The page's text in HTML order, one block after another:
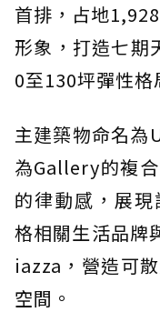
首排，占地
形象，打造七期
0至130坪彈性格
主建築物命名為
為Gallery的複
的律動感，展
格相關生活品牌
iazza，營造可
空間。